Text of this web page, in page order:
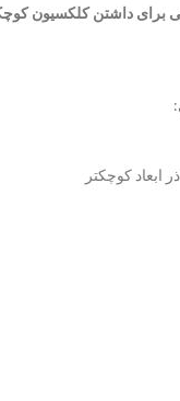
برای داشتن کلکسیون
ابعاد کوچکتر